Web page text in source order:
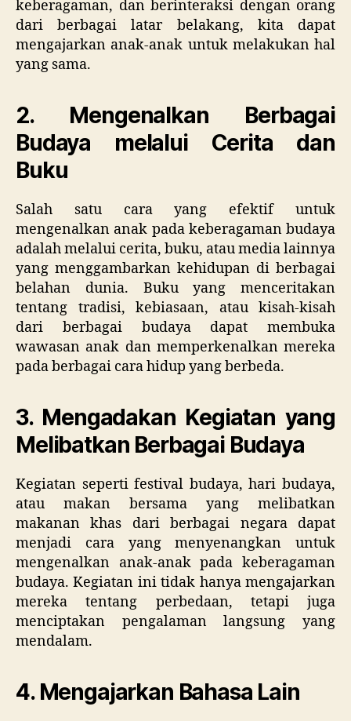
keberagaman, dan berinteraksi dengan orang
dari berbagai latar belakang, kita dapat
mengajarkan anak-anak untuk melakukan hal
yang sama.
2. Mengenalkan Berbagai
Budaya melalui Cerita dan
Buku
Salah satu cara yang efektif untuk
mengenalkan anak pada keberagaman budaya
adalah melalui cerita, buku, atau media lainnya
yang menggambarkan kehidupan di berbagai
belahan dunia. Buku yang menceritakan
tentang tradisi, kebiasaan, atau kisah-kisah
dari berbagai budaya dapat membuka
wawasan anak dan memperkenalkan mereka
pada berbagai cara hidup yang berbeda.
3. Mengadakan Kegiatan yang
Melibatkan Berbagai Budaya
Kegiatan seperti festival budaya, hari budaya,
atau makan bersama yang melibatkan
makanan khas dari berbagai negara dapat
menjadi cara yang menyenangkan untuk
mengenalkan anak-anak pada keberagaman
budaya. Kegiatan ini tidak hanya mengajarkan
mereka tentang perbedaan, tetapi juga
menciptakan pengalaman langsung yang
mendalam.
4. Mengajarkan Bahasa Lain